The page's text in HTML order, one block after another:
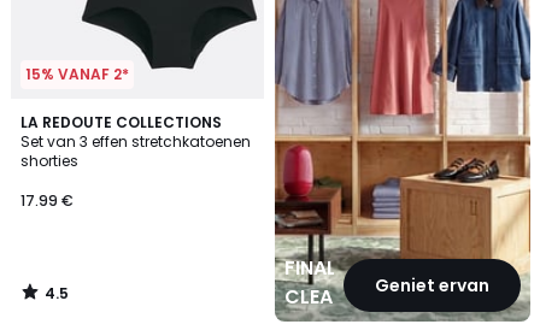
15% VANAF 2*
LA REDOUTE COLLECTIONS
Set van 3 effen stretchkatoenen
shorties
17.99 €
4.5
/ 5
4.5
/
FINAL
CLEARANCEGeniet ervan